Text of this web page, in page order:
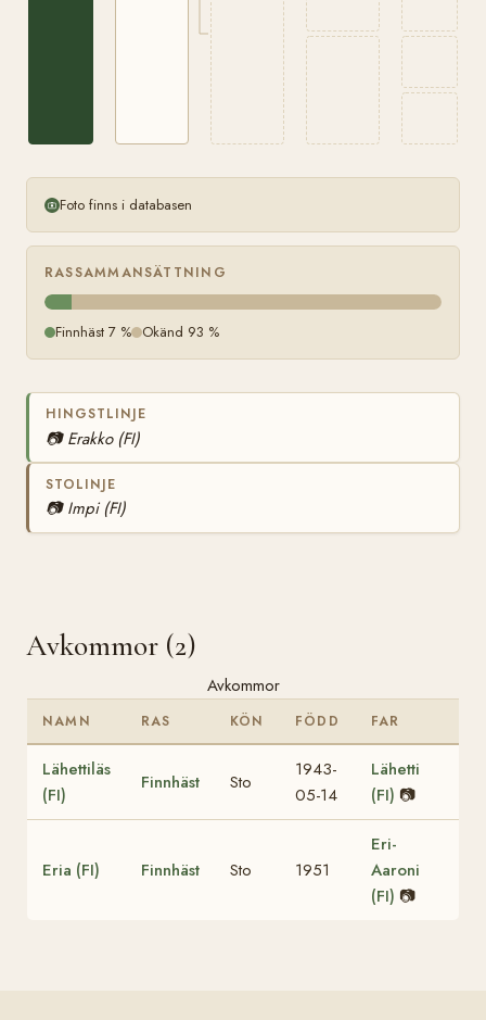
Foto finns i databasen
RASSAMMANSÄTTNING
Finnhäst 7 % Okänd 93 %
HINGSTLINJE
📷 Erakko (FI)
STOLINJE
📷 Impi (FI)
Avkommor (2)
Avkommor
NAMN RAS KÖN FÖDD FAR
Lähettiläs
(FI)
Finnhäst Sto
1943-
05-14
Lähetti
(FI) 📷
Eria (FI) Finnhäst Sto 1951
Eri-
Aaroni
(FI) 📷